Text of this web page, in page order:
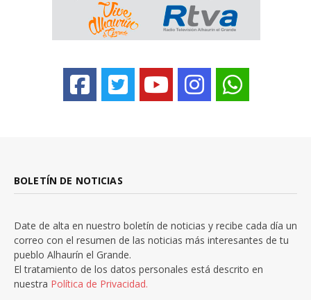
BOLETÍN DE NOTICIAS
Date de alta en nuestro boletín de noticias y recibe cada día un
correo con el resumen de las noticias más interesantes de tu
pueblo Alhaurín el Grande.
El tratamiento de los datos personales está descrito en
nuestra Política de Privacidad.